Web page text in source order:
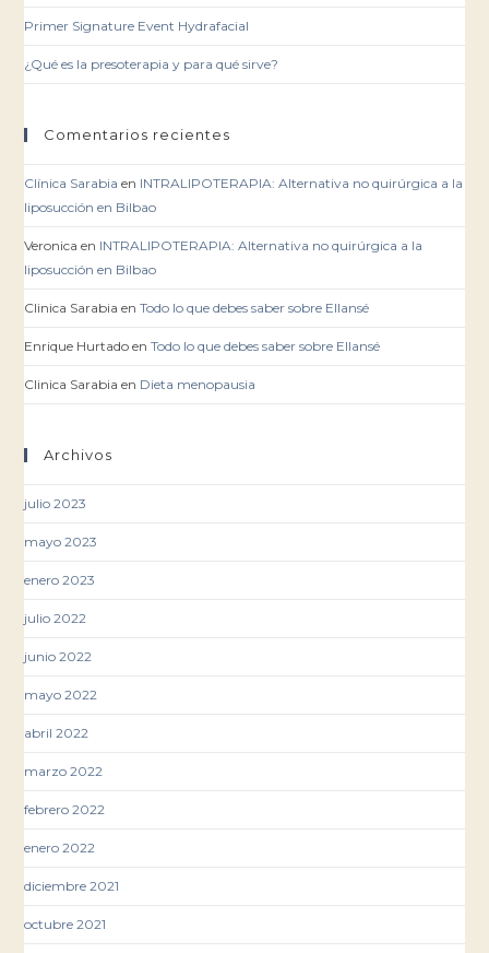
Primer Signature Event Hydrafacial
¿Qué es la presoterapia y para qué sirve?
Comentarios recientes
Clínica Sarabia en INTRALIPOTERAPIA: Alternativa no quirúrgica a la
liposucción en Bilbao
Veronica en INTRALIPOTERAPIA: Alternativa no quirúrgica a la
liposucción en Bilbao
Clinica Sarabia enTodo lo que debes saber sobre Ellansé
Enrique Hurtado enTodo lo que debes saber sobre Ellansé
Clinica Sarabia en Dieta menopausia
Archivos
julio 2023
mayo 2023
enero 2023
julio 2022
junio 2022
mayo 2022
abril 2022
marzo 2022
febrero 2022
enero 2022
diciembre 2021
octubre 2021